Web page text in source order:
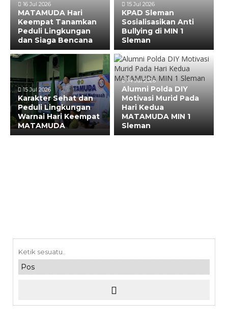
16 Jul 2026
MATAMUDA Hari
Keempat Tanamkan
Peduli Lingkungan
dan Siaga Bencana
15 Jul 2026
KPAD Sleman
Sosialisasikan Anti
Bullying di MIN 1
Sleman
15 Jul 2026
Karakter Sehat dan
Peduli Lingkungan
Warnai Hari Keempat
MATAMUDA
14 Jul 2026
Alumni Polda DIY
Motivasi Murid Pada
Hari Kedua
MATAMUDA MIN 1
Sleman